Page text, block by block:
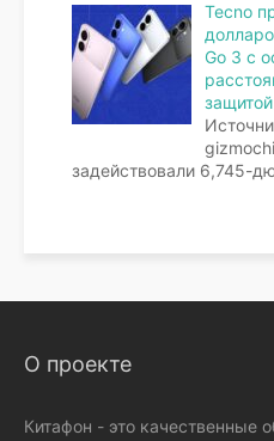
Tecno
Go 3 с
задействовали 6,745-
О проекте
Китафон - это качественные